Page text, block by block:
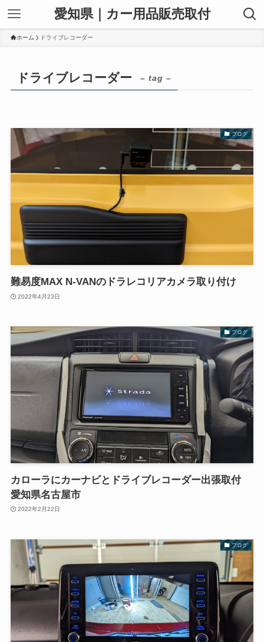
愛知県｜カー用品販売取付
ホーム ドライブレコーダー
ドライブレコーダー – tag –
ブログ
難易度MAX N-VANのドラレコリアカメラ取り付け
2022年4月23日
ブログ
カローラにカーナビとドライブレコーダー出張取付
愛知県名古屋市
2022年2月22日
ブログ